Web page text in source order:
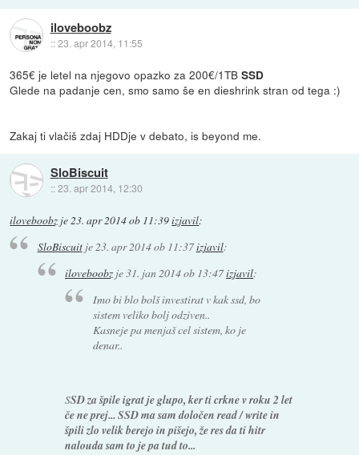
iloveboobz
::23. apr 2014, 11:55
365€ je letel na njegovo opazko za 200€/1TBSSD
Glede na padanje cen, smo samo še en dieshrink stran od tega :)
Zakaj ti vlačiš zdaj HDDje v debato, is beyond me.
SloBiscuit
::23. apr 2014, 12:30
iloveboobz je 23. apr 2014 ob 11:39izjavil:
SloBiscuitje23. apr 2014 ob 11:37izjavil:
iloveboobz je31. jan 2014 ob 13:47izjavil:
Imo bi blo bolš investirat v kak ssd, bo
sistem veliko bolj odziven..
Kasneje pa menjaš cel sistem, ko je
denar..
SSD za špile igrat je glupo, ker ti crkne v roku 2 let
če ne prej... SSD ma sam določen read / write in
špili zlo velik berejo in pišejo, že res da ti hitr
nalouda sam to je pa tud to...